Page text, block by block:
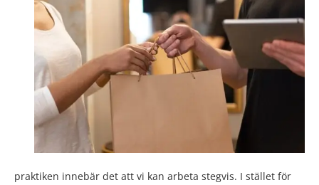
praktiken innebär det att vi kan arbeta stegvis. I stället för